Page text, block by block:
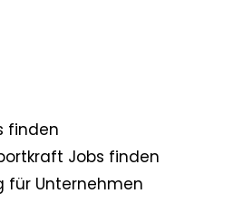
finden
Jobs finden
für Unternehmen